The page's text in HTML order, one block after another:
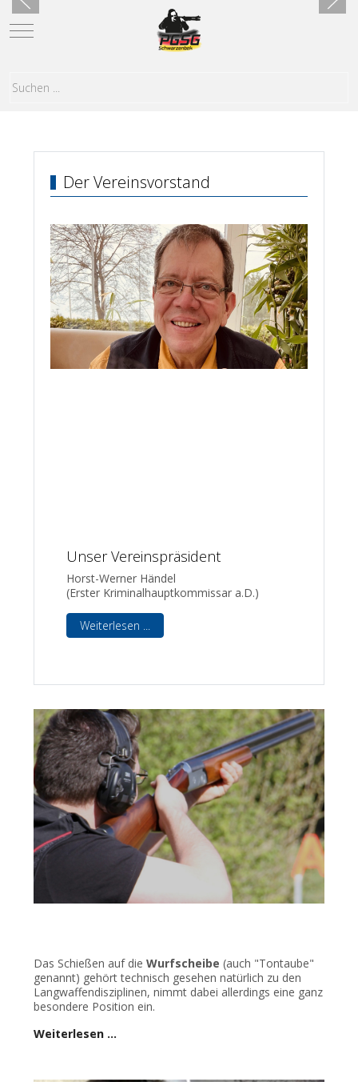
Mobile Menu Toggle
Der Vereinsvorstand
Unser Vereinspräsident
Horst-Werner Händel
(Erster Kriminalhauptkommissar a.D.)
Weiterlesen ...
Das Schießen auf die Wurfscheibe (auch "Tontaube"
genannt) gehört technisch gesehen natürlich zu den
Langwaffendisziplinen, nimmt dabei allerdings eine ganz
besondere Position ein.
Weiterlesen …